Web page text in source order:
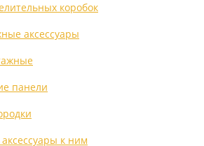
коробок
аксессуары
панели
к ним